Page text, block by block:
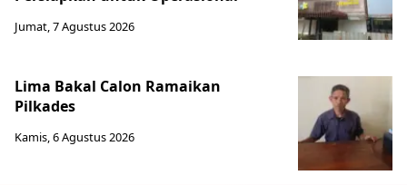
Jumat, 7 Agustus 2026
Lima Bakal Calon Ramaikan
Pilkades
Kamis, 6 Agustus 2026